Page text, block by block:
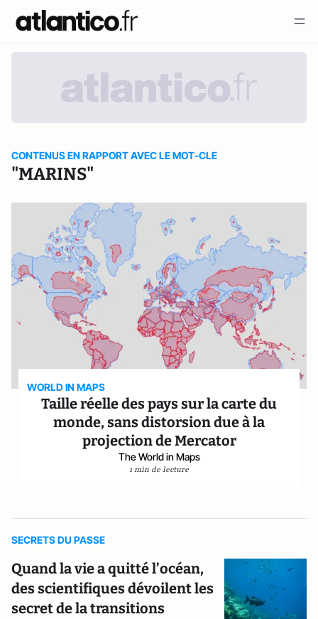
CONTENUS EN RAPPORT AVEC LE MOT-CLE
"MARINS"
WORLD IN MAPS
Taille réelle des pays sur la carte du
monde, sans distorsion due à la
projection de Mercator
The World in Maps
1 min de lecture
SECRETS DU PASSE
Quand la vie a quitté l’océan,
des scientifiques dévoilent les
secret de la transitions